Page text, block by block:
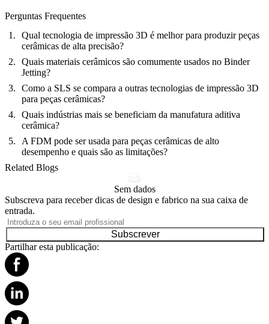
Perguntas Frequentes
Qual tecnologia de impressão 3D é melhor para produzir peças
cerâmicas de alta precisão?
Quais materiais cerâmicos são comumente usados no Binder
Jetting?
Como a SLS se compara a outras tecnologias de impressão 3D
para peças cerâmicas?
Quais indústrias mais se beneficiam da manufatura aditiva
cerâmica?
A FDM pode ser usada para peças cerâmicas de alto
desempenho e quais são as limitações?
Related Blogs
Sem dados
Subscreva para receber dicas de design e fabrico na sua caixa de
entrada.
Subscrever
Partilhar esta publicação: